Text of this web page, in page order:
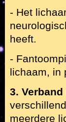
- Het
heeft.
-
lichaam, in
3.
meerdere